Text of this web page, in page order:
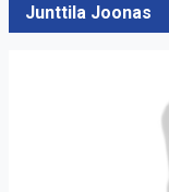
Junttila Joonas